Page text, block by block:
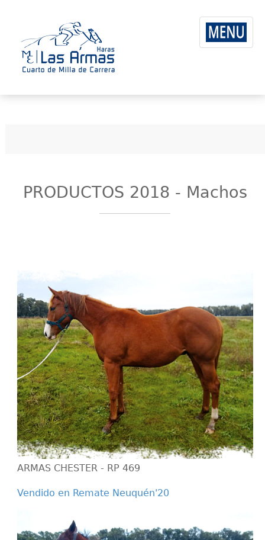
PRODUCTOS 2018 - Machos
ARMAS CHESTER - RP 469
Vendido en Remate Neuquén'20